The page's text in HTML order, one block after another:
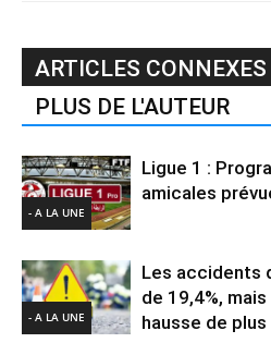
ARTICLES CONNEXES
PLUS DE L'AUTEUR
- A LA UNE
Ligue 1 :
amicales
- A LA UNE
Les accidents
de 19,4%,
hausse de plus